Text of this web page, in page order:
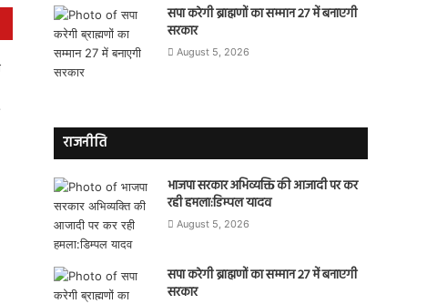
सपा करेगी ब्राह्मणों का सम्मान 27 में बनाएगी
सरकार
August 5, 2026
राजनीति
भाजपा सरकार अभिव्यक्ति की आजादी पर कर
रही हमला:डिम्पल यादव
August 5, 2026
सपा करेगी ब्राह्मणों का सम्मान 27 में बनाएगी
सरकार